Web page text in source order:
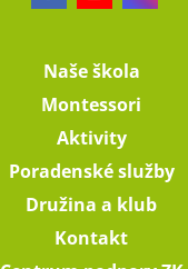
Naše škola
Montessori
Aktivity
Poradenské služby
Družina a klub
Kontakt